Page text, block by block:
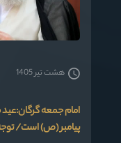
امام جمعه گرگان:عید
پیامبر (ص) است/ توجه
هشت تیر 1405